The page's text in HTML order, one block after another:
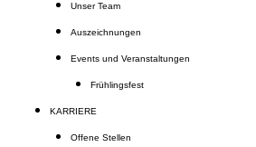
Unser Team
Auszeichnungen
Events und Veranstaltungen
Frühlingsfest
KARRIERE
Offene Stellen